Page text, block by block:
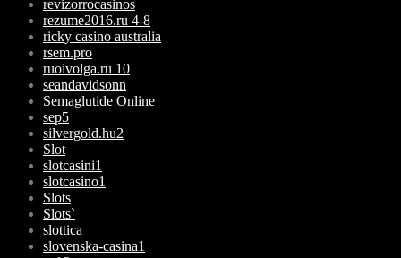
revizorrocasinos
rezume2016.ru 4-8
ricky casino australia
rsem.pro
ruoivolga.ru 10
seandavidsonn
Semaglutide Online
sep5
silvergold.hu2
Slot
slotcasini1
slotcasino1
Slots
Slots`
slottica
slovenska-casina1